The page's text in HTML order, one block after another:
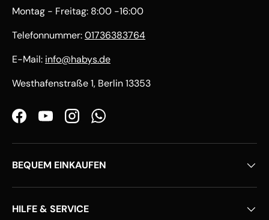
Montag - Freitag: 8:00 -16:00
Telefonnummer:01736383764
E-Mail: info@habys.de
Westhafenstraße 1, Berlin 13353
FacebookYouTubeInstagramWhatsApp
BEQUEM EINKAUFEN
HILFE & SERVICE